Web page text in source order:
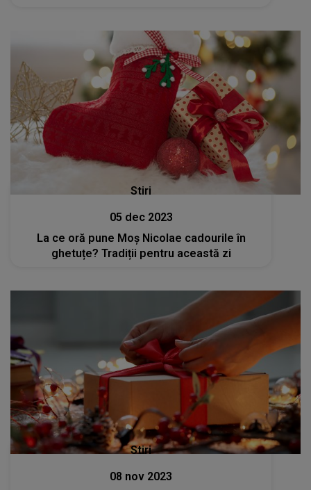
Stiri
05 dec 2023
La ce oră pune Moș Nicolae cadourile în
ghetuțe? Tradiții pentru această zi
Stiri
08 nov 2023